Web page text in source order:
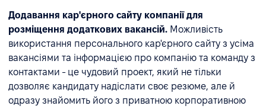
Додавання кар'єрного сайту компанії для
розміщення додаткових вакансій. Можливість
використання персонального кар'єрного сайту з усіма
вакансіями та інформацією про компанію та команду з
контактами - це чудовий проект, який не тільки
дозволяє кандидату надіслати своє резюме, але й
одразу знайомить його з приватною корпоративною